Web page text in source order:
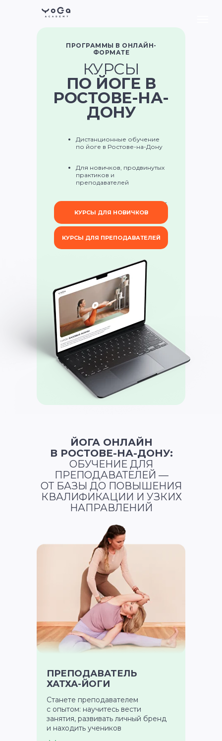
КУРСЫ
ПО ЙОГЕ В
РОСТОВЕ-НА-
ДОНУ
Дистанционные обучение
по йоге в Ростове-на-Дону
Для новичков, продвинутых
практиков и
преподавателей
Топ-эксперты, наставник, чат
поддержки
КУРСЫ ДЛЯ ПРЕПОДАВАТЕЛЕЙ
ПРОГРАММЫ В ОНЛАЙН-
ФОРМАТЕ
КУРСЫ ДЛЯ НОВИЧКОВ
ЙОГА ОНЛАЙН
В РОСТОВЕ-НА-ДОНУ:
ОБУЧЕНИЕ ДЛЯ
ПРЕПОДАВАТЕЛЕЙ —
ОТ БАЗЫ ДО ПОВЫШЕНИЯ
КВАЛИФИКАЦИИ И УЗКИХ
НАПРАВЛЕНИЙ
ПРЕПОДАВАТЕЛЬ
ХАТХА-ЙОГИ
Станете преподавателем
с опытом: научитесь вести
занятия, развивать личный бренд
и находить учеников